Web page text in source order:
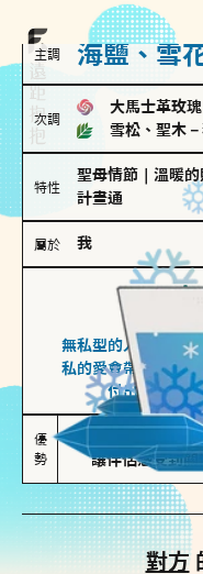
主調 海鹽、雪
次調
大馬士革玫瑰
雪松、聖木 －
特性
聖母情節 溫暖的
計畫通
屬於 我
無私型的人傾向用
私的愛會帶來緊密
付出中迷失
優
勢
讓伴侶感受到關
對方